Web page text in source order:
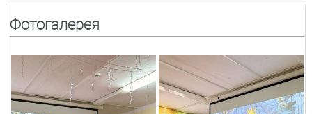
Фотогалерея